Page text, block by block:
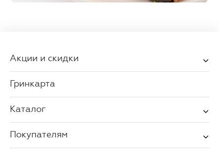
Акции и скидки
Гринкарта
Каталог
Покупателям